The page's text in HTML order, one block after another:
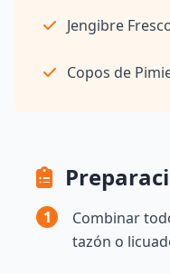
Jengibre
Copos de
1
Combinar
tazón o